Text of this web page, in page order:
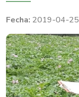
2019-04-25